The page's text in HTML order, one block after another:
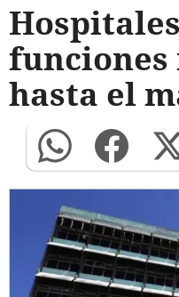
funciones
hasta el